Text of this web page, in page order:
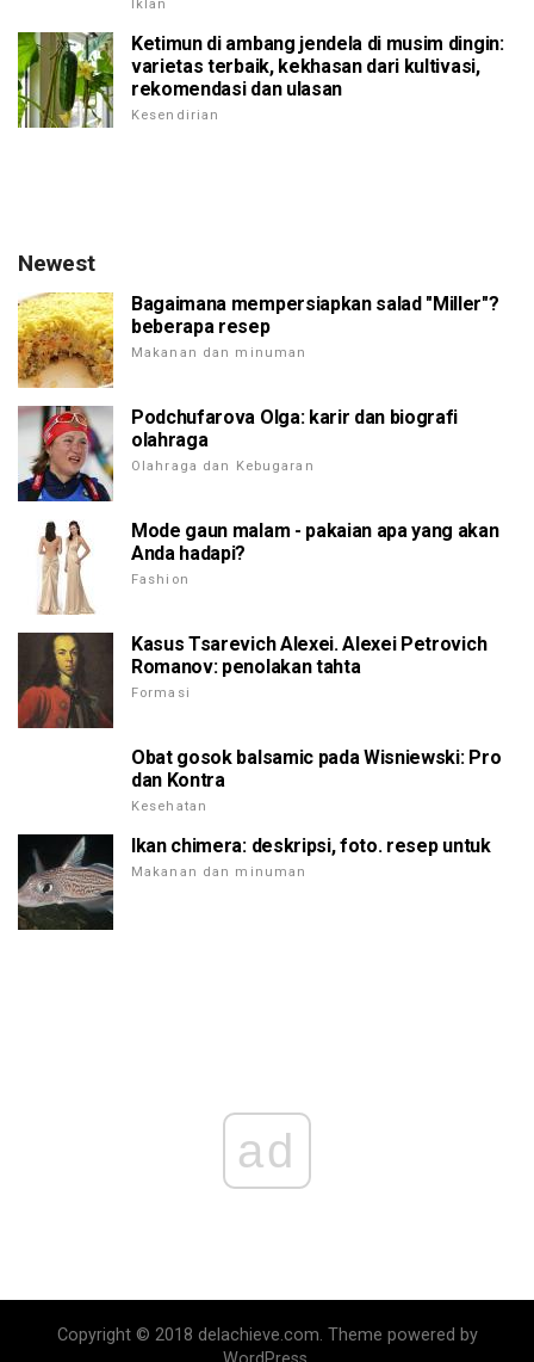
Iklan
Ketimun di ambang jendela di musim dingin:
varietas terbaik, kekhasan dari kultivasi,
rekomendasi dan ulasan
Kesendirian
Newest
Bagaimana mempersiapkan salad "Miller"?
beberapa resep
Makanan dan minuman
Podchufarova Olga: karir dan biografi
olahraga
Olahraga dan Kebugaran
Mode gaun malam - pakaian apa yang akan
Anda hadapi?
Fashion
Kasus Tsarevich Alexei. Alexei Petrovich
Romanov: penolakan tahta
Formasi
Obat gosok balsamic pada Wisniewski: Pro
dan Kontra
Kesehatan
Ikan chimera: deskripsi, foto. resep untuk
Makanan dan minuman
ad
Copyright © 2018 delachieve.com. Theme powered by